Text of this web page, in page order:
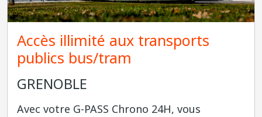
Accès illimité aux transports
publics bus/tram
GRENOBLE
Avec votre G-PASS Chrono 24H, vous